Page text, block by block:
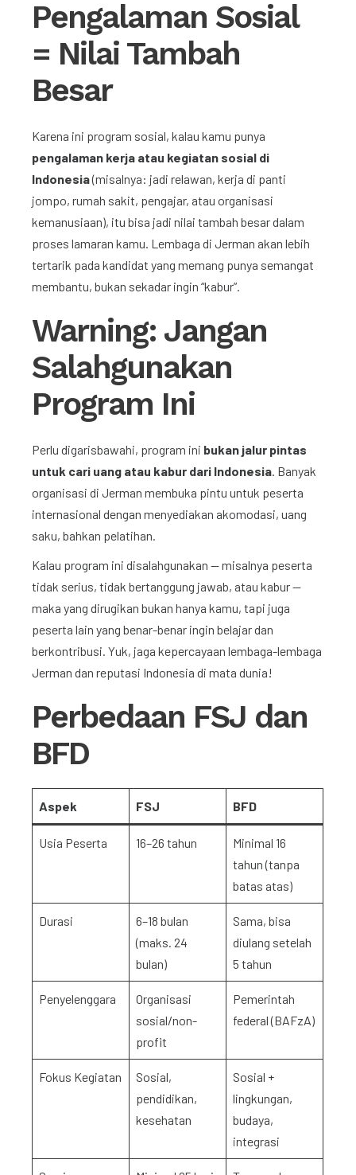
Pengalaman Sosial
= Nilai Tambah
Besar
Karena ini program sosial, kalau kamu punya
pengalaman kerja atau kegiatan sosial di
Indonesia(misalnya: jadi relawan, kerja di panti
jompo, rumah sakit, pengajar, atau organisasi
kemanusiaan), itu bisa jadi nilai tambah besar dalam
proses lamaran kamu. Lembaga di Jerman akan lebih
tertarik pada kandidat yang memang punya semangat
membantu, bukan sekadar ingin “kabur”.
Warning: Jangan
Salahgunakan
Program Ini
Perlu digarisbawahi, program ini bukan jalur pintas
untuk cari uang atau kabur dari Indonesia. Banyak
organisasi di Jerman membuka pintu untuk peserta
internasional dengan menyediakan akomodasi, uang
saku, bahkan pelatihan.
Kalau program ini disalahgunakan — misalnya peserta
tidak serius, tidak bertanggung jawab, atau kabur —
maka yang dirugikan bukan hanya kamu, tapi juga
peserta lain yang benar-benar ingin belajar dan
berkontribusi. Yuk, jaga kepercayaan lembaga-lembaga
Jerman dan reputasi Indonesia di mata dunia!
Perbedaan FSJ dan
BFD
Aspek FSJ BFD
Usia Peserta 16–26 tahun
Minimal 16
tahun (tanpa
batas atas)
Durasi
6–18 bulan
(maks. 24
bulan)
Sama, bisa
diulang setelah
5 tahun
Penyelenggara
Organisasi
sosial/non-
profit
Pemerintah
federal (BAFzA)
Fokus Kegiatan
Sosial,
pendidikan,
kesehatan
Sosial +
lingkungan,
budaya,
integrasi